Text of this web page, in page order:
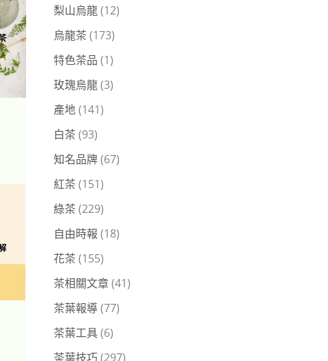
梨山烏龍(12)
烏龍茶 (173)
特色茶品 (1)
玫瑰烏龍(3)
產地(141)
白茶 (93)
知名品牌(67)
紅茶 (151)
綠茶 (229)
自由時報 (18)
花茶 (155)
茶相關文章(41)
茶葉報導(77)
茶葉工具(6)
茶葉技巧(297)